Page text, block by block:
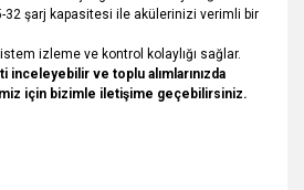
32 şarj kapasitesi ile akülerinizi verimli bir
izleme ve kontrol kolaylığı sağlar.
inceleyebilir ve toplu alımlarınızda
için bizimle iletişime geçebilirsiniz.